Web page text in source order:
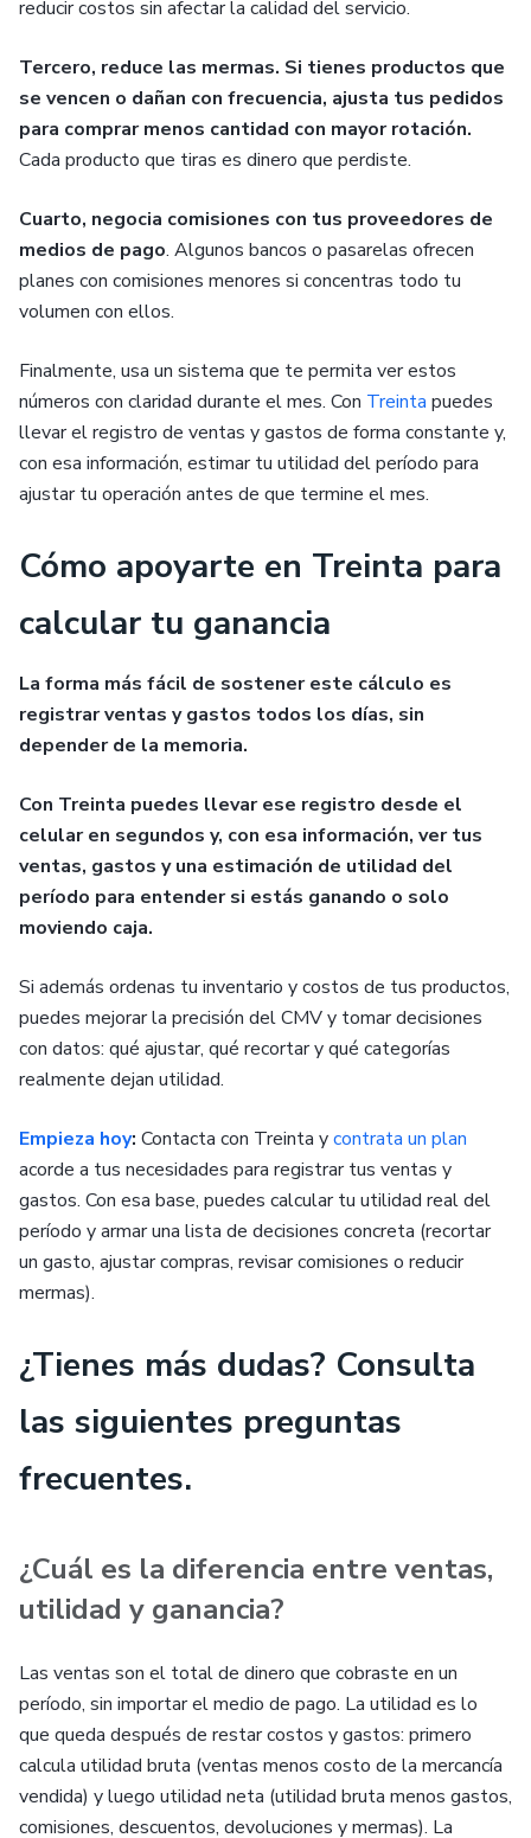
reducir costos sin afectar la calidad del servicio.
Tercero, reduce las mermas. Si tienes productos que
se vencen o dañan con frecuencia, ajusta tus pedidos
para comprar menos cantidad con mayor rotación.
Cada producto que tiras es dinero que perdiste.
Cuarto, negocia comisiones con tus proveedores de
medios de pago. Algunos bancos o pasarelas ofrecen
planes con comisiones menores si concentras todo tu
volumen con ellos.
Finalmente, usa un sistema que te permita ver estos
números con claridad durante el mes. Con Treinta puedes
llevar el registro de ventas y gastos de forma constante y,
con esa información, estimar tu utilidad del período para
ajustar tu operación antes de que termine el mes.
Cómo apoyarte en Treinta para
calcular tu ganancia
La forma más fácil de sostener este cálculo es
registrar ventas y gastos todos los días, sin
depender de la memoria.
Con Treinta puedes llevar ese registro desde el
celular en segundos y, con esa información, ver tus
ventas, gastos y una estimación de utilidad del
período para entender si estás ganando o solo
moviendo caja.
Si además ordenas tu inventario y costos de tus productos,
puedes mejorar la precisión del CMV y tomar decisiones
con datos: qué ajustar, qué recortar y qué categorías
realmente dejan utilidad.
Empieza hoy: Contacta con Treinta ycontrata un plan
acorde a tus necesidades para registrar tus ventas y
gastos. Con esa base, puedes calcular tu utilidad real del
período y armar una lista de decisiones concreta (recortar
un gasto, ajustar compras, revisar comisiones o reducir
mermas).
¿Tienes más dudas? Consulta
las siguientes preguntas
frecuentes.
¿Cuál es la diferencia entre ventas,
utilidad y ganancia?
Las ventas son el total de dinero que cobraste en un
período, sin importar el medio de pago. La utilidad es lo
que queda después de restar costos y gastos: primero
calcula utilidad bruta (ventas menos costo de la mercancía
vendida) y luego utilidad neta (utilidad bruta menos gastos,
comisiones, descuentos, devoluciones y mermas). La